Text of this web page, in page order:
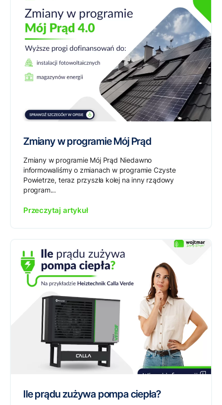
Zmiany w programie Mój Prąd
Zmiany w programie Mój Prąd Niedawno
informowaliśmy o zmianach w programie Czyste
Powietrze, teraz przyszła kolej na inny rządowy
program...
Przeczytaj artykuł
Ile prądu zużywa pompa ciepła?